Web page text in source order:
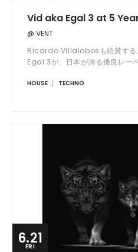
Vid aka Egal 3 at 5
@ VENT
Ricardo Villalobosも絶賛する
Egal 3が、日本が誇る優良レ
HOUSE TECHNO
6.21
FRI